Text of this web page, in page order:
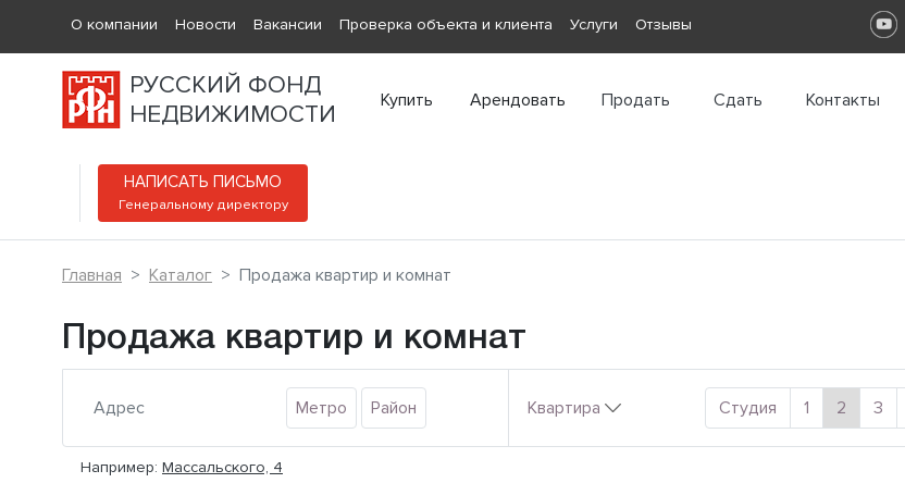
О компании Новости Вакансии Проверка объекта и клиента Услуги Отзывы
РУССКИЙ ФОНД
НЕДВИЖИМОСТИ
Купить Арендовать Продать Сдать Контакты
НАПИСАТЬ ПИСЬМО
Генеральному директору
Главная Каталог Продажа квартир и комнат
Продажа квартир и комнат
Например: Массальского, 4
Метро Район Квартира Студия 1 2 3